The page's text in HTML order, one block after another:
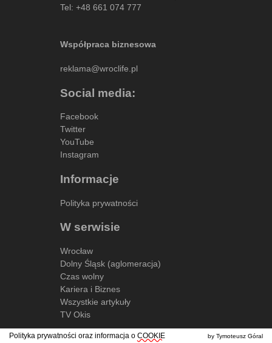
Tel: +48 661 074 777
Współpraca biznesowa
reklama@wroclife.pl
Social media:
Facebook
Twitter
YouTube
Instagram
Informacje
Polityka prywatności
W serwisie
Wrocław
Dolny Śląsk (aglomeracja)
Czas wolny
Kariera i Biznes
Wszystkie artykuły
TV Okis
Polityka prywatności oraz informacja o COOKIE by Tymoteusz Góral